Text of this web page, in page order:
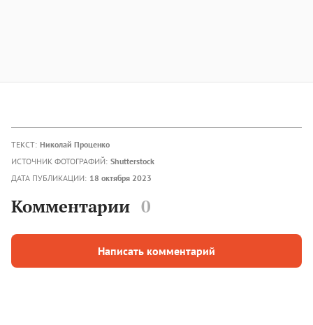
ТЕКСТ: Николай Проценко
ИСТОЧНИК ФОТОГРАФИЙ: Shutterstock
ДАТА ПУБЛИКАЦИИ: 18 октября 2023
Комментарии 0
Написать комментарий